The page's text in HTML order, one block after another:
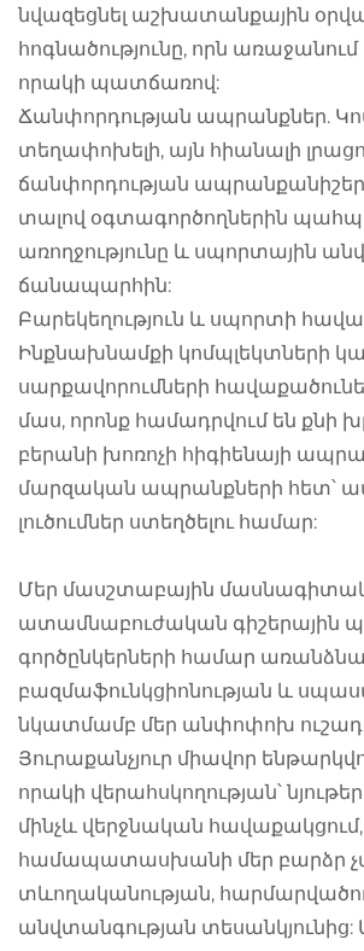
նվազեցնել աշխատանքային
հոգնածությունը, որն
որակի պատճառով:
Ճանփորդության ապրանքներ.
տեղափոխելի, այն հիանալի
ճանփորդության
տալով օգտագործողներին
առողջությունը և սպորտային
ճանապարհին:
Բարեկեղություն և սպորտի
Ինքնախնամքի կոմպլեկտների
սարքավորումների
մաս, որոնք համադրվում են քնի
բերանի խոռոչի հիգիենայի
մարզական ապրանքների հետ՝
լուծումներ ստեղծելու համար:
Մեր մասշտաբային
ատամնաբուժական գիշերային
գործընկերների համար
բազմաֆունկցիոնության և
նկատմամբ մեր անփոփոխ
Յուրաքանչյուր միավոր
որակի վերահսկողության՝
մինչև վերջնական
համապատասխանի մեր բարձր
տևողականության,
անվտանգության տեսանկյունից: